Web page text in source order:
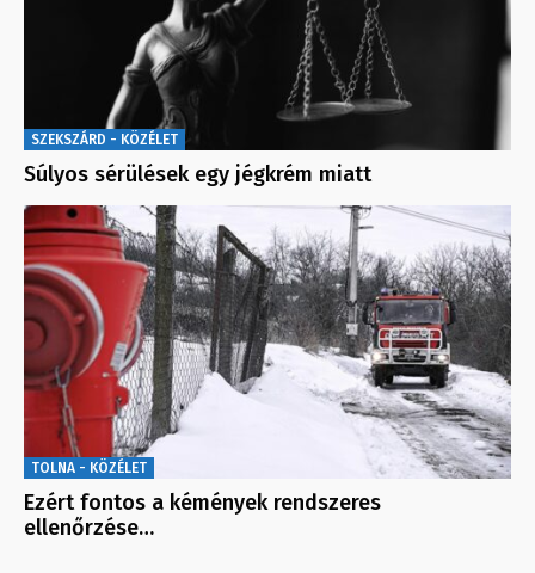
SZEKSZÁRD - KÖZÉLET
Súlyos sérülések egy jégkrém miatt
TOLNA - KÖZÉLET
Ezért fontos a kémények rendszeres
ellenőrzése…